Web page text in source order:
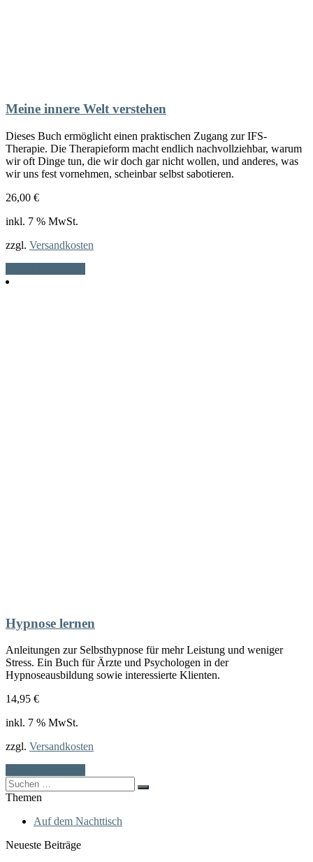
Meine innere Welt verstehen
Dieses Buch ermöglicht einen praktischen Zugang zur IFS-
Therapie. Die Therapieform macht endlich nachvollziehbar, warum
wir oft Dinge tun, die wir doch gar nicht wollen, und anderes, was
wir uns fest vornehmen, scheinbar selbst sabotieren.
26,00 €
inkl. 7 % MwSt.
zzgl. Versandkosten
Hypnose lernen
Anleitungen zur Selbsthypnose für mehr Leistung und weniger
Stress. Ein Buch für Ärzte und Psychologen in der
Hypnoseausbildung sowie interessierte Klienten.
14,95 €
inkl. 7 % MwSt.
zzgl. Versandkosten
Search
for:
Themen
Auf dem Nachttisch
Neueste Beiträge